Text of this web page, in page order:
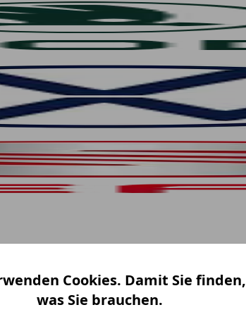
Cookies. Damit Sie finden,
was Sie brauchen.